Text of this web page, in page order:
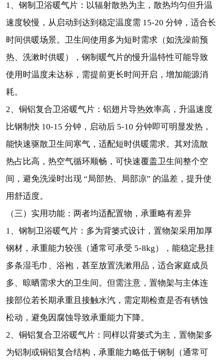
1、钢制卫浴暖气片：以辐射散热为主，散热均匀但升温
速度较慢，从启动到达到稳定温度需 15-20 分钟，适合长
时间供暖场景。卫生间使用多为短时需求（如洗澡前预
热、洗漱时供暖），钢制暖气片的慢升温特性可能导致
使用时温度未达标，需提前更长时间开启，增加能源消
耗。
2、铜铝复合卫浴暖气片：铝翅片导热效率高，升温速度
比钢制快 10-15 分钟，启动后 5-10 分钟即可明显发热，
能快速驱散卫生间寒气，适配短时供暖需求。其对流散
热占比高，热空气循环顺畅，可快速覆盖卫生间整个空
间，避免洗澡时出现 “局部热、局部凉” 的温差，提升使
用舒适度。
（三）实用功能：两者均适配置物，承重略有差异
1、钢制卫浴暖气片：多为背篓式设计，置物架采用加厚
钢材，承重能力较强（通常可承受 5-8kg），能稳定悬挂
多条湿毛巾、浴袍，甚至放置洗漱用品，适合家庭成员
多、晾晒需求大的卫生间。但需注意，置物架与主体连
接部位若长期承重且接触水汽，需定期检查是否有锈蚀
松动，避免因腐蚀导致承重能力下降。
2、铜铝复合卫浴暖气片：同样以背篓式为主，置物架多
为铝制或铜铝复合结构，承重能力略低于钢制（通常可